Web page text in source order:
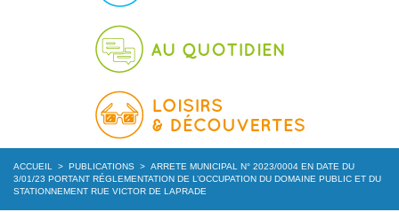
ACCUEIL > PUBLICATIONS > ARRETE MUNICIPAL N° 2023/0004 EN DATE DU
3/01/23 PORTANT RÉGLEMENTATION DE L’OCCUPATION DU DOMAINE PUBLIC ET DU
STATIONNEMENT RUE VICTOR DE LAPRADE